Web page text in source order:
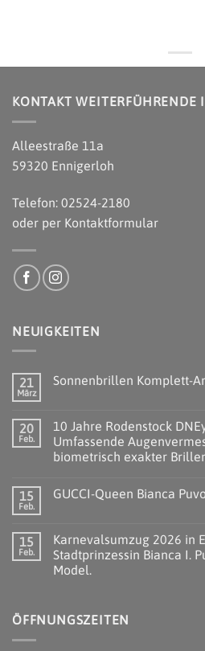
KONTAKT WEITERFÜHRENDE
Alleestraße 11a
59320 Ennigerloh
Telefon: 02524-2180
oder per Kontaktformular
NEUIGKEITEN
21
März
Sonnenbrillen Komplett-
20
Feb.
10 Jahre Rodenstock
Umfassende
biometrisch exakter
15
Feb.
GUCCI-Queen Bianca
15
Feb.
Karnevalsumzug 2026 in
Stadtprinzessin Bianca I.
Model.
ÖFFNUNGSZEITEN